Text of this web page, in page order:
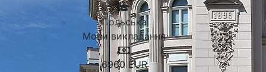
Польська
Мови викладання
6960 EUR